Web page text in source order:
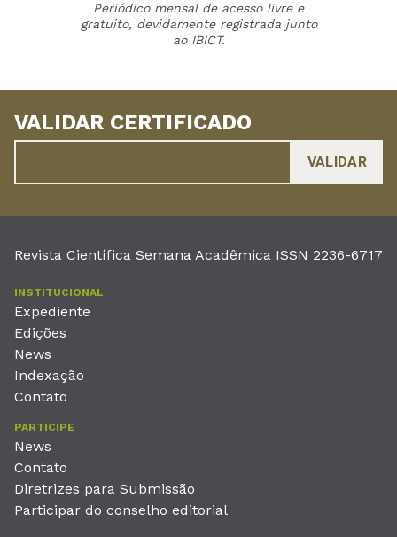
Periódico mensal de acesso livre e
gratuito, devidamente registrada junto
ao IBICT.
VALIDAR CERTIFICADO
Revista Científica Semana Acadêmica ISSN 2236-6717
INSTITUCIONAL
Expediente
Edições
News
Indexação
Contato
PARTICIPE
News
Contato
Diretrizes para Submissão
Participar do conselho editorial